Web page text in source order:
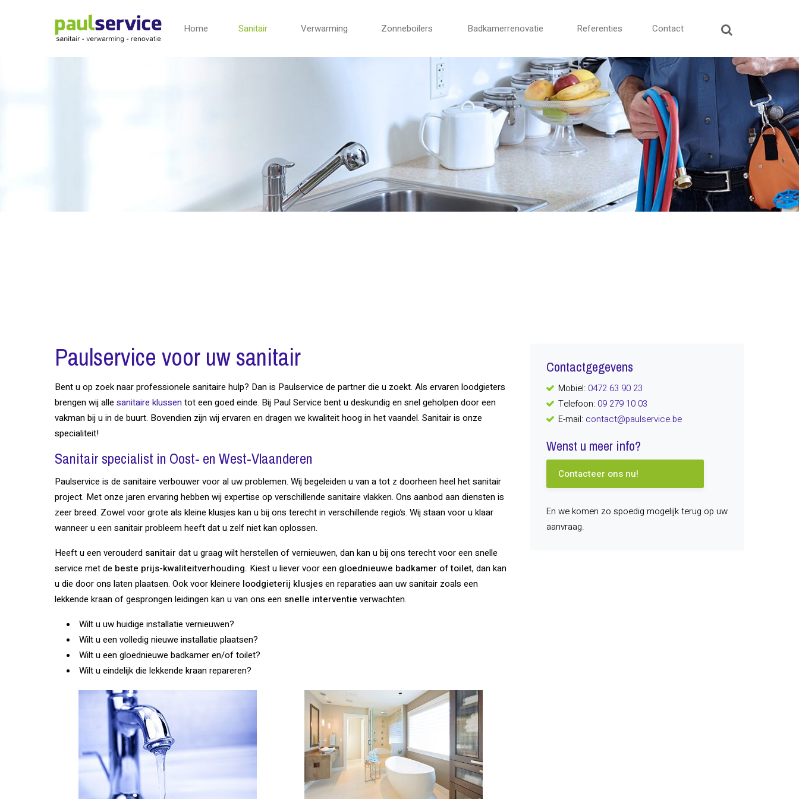
Home Sanitair Verwarming Zonneboilers Badkamerrenovatie Referenties Contact
Paulservice voor uw sanitair
Bent u op zoek naar professionele sanitaire hulp? Dan is Paulservice de partner die u zoekt. Als ervaren loodgieters
brengen wij alle sanitaire klussen tot een goed einde. Bij Paul Service bent u deskundig en snel geholpen door een
vakman bij u in de buurt. Bovendien zijn wij ervaren en dragen we kwaliteit hoog in het vaandel. Sanitair is onze
specialiteit!
Sanitair specialist in Oost- en West-Vlaanderen
Paulservice is de sanitaire verbouwer voor al uw problemen. Wij begeleiden u van a tot z doorheen heel het sanitair
project. Met onze jaren ervaring hebben wij expertise op verschillende sanitaire vlakken. Ons aanbod aan diensten is
zeer breed. Zowel voor grote als kleine klusjes kan u bij ons terecht in verschillende regio’s. Wij staan voor u klaar
wanneer u een sanitair probleem heeft dat u zelf niet kan oplossen.
Heeft u een verouderd sanitair dat u graag wilt herstellen of vernieuwen, dan kan u bij ons terecht voor een snelle
service met de beste prijs-kwaliteitverhouding. Kiest u liever voor een gloednieuwe badkamer of toilet, dan kan
u die door ons laten plaatsen. Ook voor kleinere loodgieterij klusjesen reparaties aan uw sanitair zoals een
lekkende kraan of gesprongen leidingen kan u van ons een snelle interventie verwachten.
Wilt u uw huidige installatie vernieuwen?
Wilt u een volledig nieuwe installatie plaatsen?
Wilt u een gloednieuwe badkamer en/of toilet?
Wilt u eindelijk die lekkende kraan repareren?
Contactgegevens
Mobiel: 0472 63 90 23
Telefoon: 09 279 10 03
E-mail: contact@paulservice.be
Wenst u meer info?
Contacteer ons nu!
En we komen zo spoedig mogelijk terug op uw
aanvraag.